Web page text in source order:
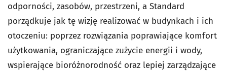
odporności, zasobów, przestrzeni, a Standard
porządkuje jak tę wizję realizować w budynkach i ich
otoczeniu: poprzez rozwiązania poprawiające komfort
użytkowania, ograniczające zużycie energii i wody,
wspierające bioróżnorodność oraz lepiej zarządzające